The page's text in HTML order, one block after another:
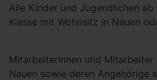
Alle Kinder und Jugendlichen ab
Klasse mit Wohnsitz in Nauen
Mitarbeiterinnen und
Nauen sowie deren Angehörige